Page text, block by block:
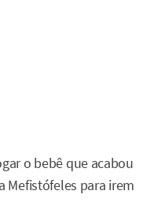
o bebê que acabou
Mefistófeles para irem